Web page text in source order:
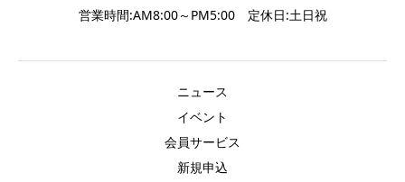
営業時間:AM8:00～PM5:00 定休日:土日祝
ニュース
イベント
会員サービス
新規申込